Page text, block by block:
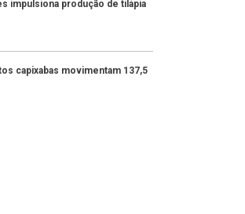
impulsiona produção de tilápia
capixabas movimentam 137,5